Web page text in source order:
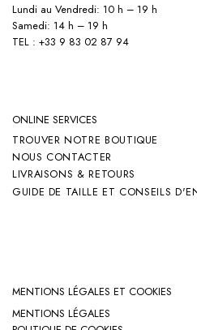
Lundi au Vendredi: 10 h – 19 h
Samedi: 14 h – 19 h
TEL : +33 9 83 02 87 94
ONLINE SERVICES
TROUVER NOTRE BOUTIQUE
NOUS CONTACTER
LIVRAISONS & RETOURS
GUIDE DE TAILLE ET CONSEILS
MENTIONS LÉGALES ET COOKIES
MENTIONS LÉGALES